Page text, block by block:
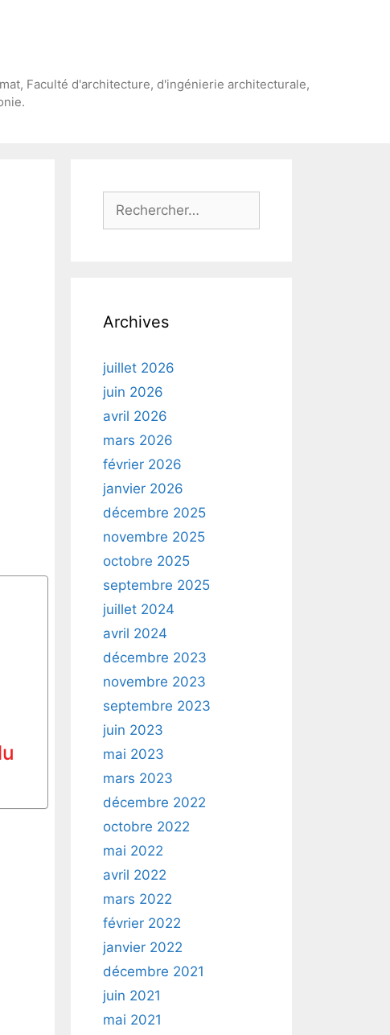
Faculté d'architecture, d'ingénierie architecturale,
Rechercher :
Archives
juillet 2026
juin 2026
avril 2026
mars 2026
février 2026
janvier 2026
décembre 2025
novembre 2025
octobre 2025
septembre 2025
juillet 2024
avril 2024
décembre 2023
novembre 2023
septembre 2023
juin 2023
mai 2023
mars 2023
décembre 2022
octobre 2022
mai 2022
avril 2022
mars 2022
février 2022
janvier 2022
décembre 2021
juin 2021
mai 2021